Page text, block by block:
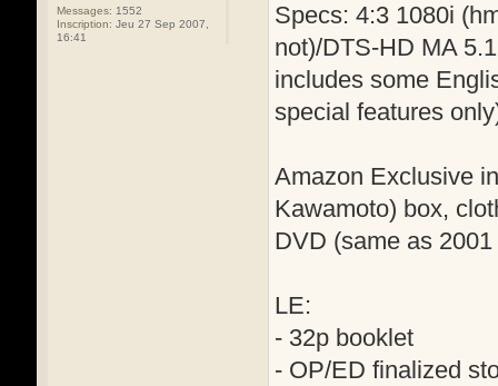
Messages: 1552
Inscription: Jeu 27 Sep 2007,
16:41
Specs: 4:3 1080i
not)/DTS-HD MA
includes some
special features
Amazon Exclusive
Kawamoto) box,
DVD (same as 2001
LE:
- 32p booklet
- OP/ED finalized